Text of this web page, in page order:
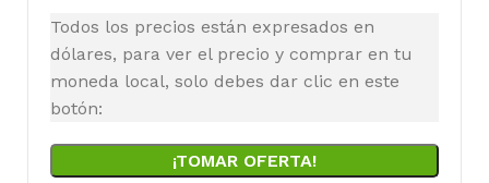
Todos los precios están expresados en
dólares, para ver el precio y comprar en tu
moneda local, solo debes dar clic en este
botón:
¡TOMAR OFERTA!